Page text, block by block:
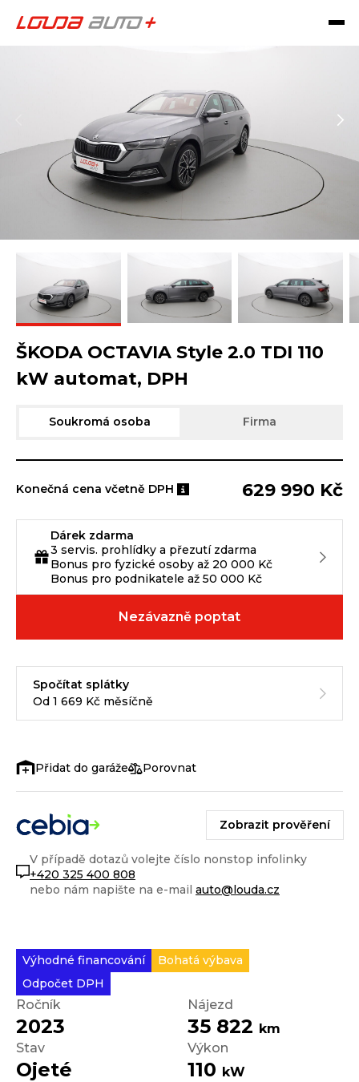
Výhodné financování
Bohatá výbava
Odpočet DPH
Ročník
2023
Nájezd
35 822 km
Stav
Ojeté
Výkon
110 kW
ŠKODA OCTAVIA Style 2.0 TDI 110
kW automat, DPH
Soukromá osoba Firma
Konečná cena včetně DPH 629 990 Kč
Dárek zdarma
3 servis. prohlídky a přezutí zdarma
Bonus pro fyzické osoby až 20 000 Kč
Bonus pro podnikatele až 50 000 Kč
Nezávazně poptat
Spočítat splátky
Od 1 669 Kč měsíčně
Porovnat
Zobrazit prověření
V případě dotazů volejte číslo nonstop infolinky
+420 325 400 808
nebo nám napište na e-mail auto@louda.cz